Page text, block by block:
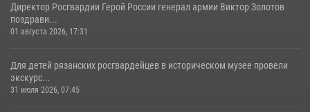
Директор Росгвардии Герой России генерал армии Виктор Золотов
поздрави...
01 августа 2026, 17:31
Для детей рязанских росгвардейцев в историческом музее провели
экскурс...
31 июля 2026, 07:45